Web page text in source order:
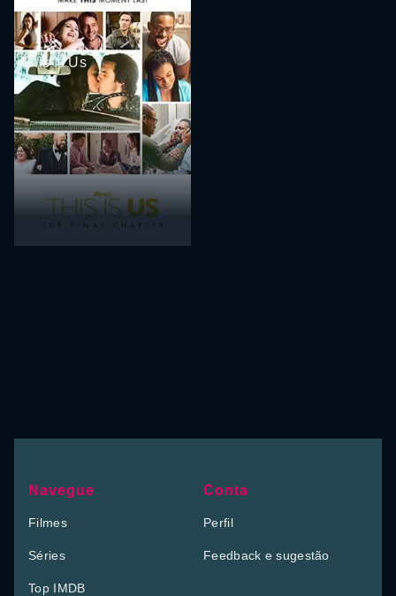
This Is Us
Navegue
Filmes
Séries
Top IMDB
Conta
Perfil
Feedback e sugestão